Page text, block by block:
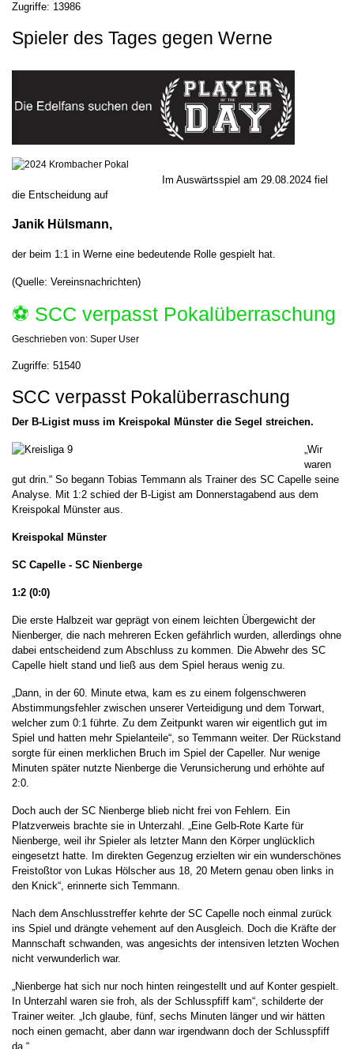
Zugriffe: 13986
Spieler des Tages gegen Werne
Im Auswärtsspiel am 29.08.2024 fiel
die Entscheidung auf
Janik Hülsmann,
der beim 1:1 in Werne eine bedeutende Rolle gespielt hat.
(Quelle: Vereinsnachrichten)
⚽️ SCC verpasst Pokalüberraschung
Geschrieben von: Super User
Zugriffe: 51540
SCC verpasst Pokalüberraschung
Der B-Ligist muss im Kreispokal Münster die Segel streichen.
„Wir
waren
gut drin.“ So begann Tobias Temmann als Trainer des SC Capelle seine
Analyse. Mit 1:2 schied der B-Ligist am Donnerstagabend aus dem
Kreispokal Münster aus.
Kreispokal Münster
SC Capelle - SC Nienberge
1:2 (0:0)
Die erste Halbzeit war geprägt von einem leichten Übergewicht der
Nienberger, die nach mehreren Ecken gefährlich wurden, allerdings ohne
dabei entscheidend zum Abschluss zu kommen. Die Abwehr des SC
Capelle hielt stand und ließ aus dem Spiel heraus wenig zu.
„Dann, in der 60. Minute etwa, kam es zu einem folgenschweren
Abstimmungsfehler zwischen unserer Verteidigung und dem Torwart,
welcher zum 0:1 führte. Zu dem Zeitpunkt waren wir eigentlich gut im
Spiel und hatten mehr Spielanteile“, so Temmann weiter. Der Rückstand
sorgte für einen merklichen Bruch im Spiel der Capeller. Nur wenige
Minuten später nutzte Nienberge die Verunsicherung und erhöhte auf
2:0.
Doch auch der SC Nienberge blieb nicht frei von Fehlern. Ein
Platzverweis brachte sie in Unterzahl. „Eine Gelb-Rote Karte für
Nienberge, weil ihr Spieler als letzter Mann den Körper unglücklich
eingesetzt hatte. Im direkten Gegenzug erzielten wir ein wunderschönes
Freistoßtor von Lukas Hölscher aus 18, 20 Metern genau oben links in
den Knick“, erinnerte sich Temmann.
Nach dem Anschlusstreffer kehrte der SC Capelle noch einmal zurück
ins Spiel und drängte vehement auf den Ausgleich. Doch die Kräfte der
Mannschaft schwanden, was angesichts der intensiven letzten Wochen
nicht verwunderlich war.
„Nienberge hat sich nur noch hinten reingestellt und auf Konter gespielt.
In Unterzahl waren sie froh, als der Schlusspfiff kam“, schilderte der
Trainer weiter. „Ich glaube, fünf, sechs Minuten länger und wir hätten
noch einen gemacht, aber dann war irgendwann doch der Schlusspfiff
da.“